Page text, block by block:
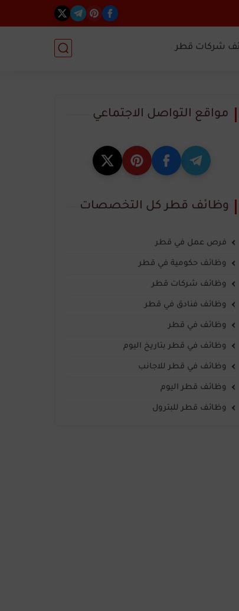
شركات قطر
مواقع التواصل الاجتماعي
وظائف قطر كل التخصصات
فرص عمل في قطر
وظائف حكومية في قطر
وظائف شركات قطر
وظائف فنادق في قطر
وظائف في قطر
وظائف في قطر بتاريخ اليوم
وظائف في قطر للاجانب
وظائف قطر اليوم
وظائف قطر للبترول